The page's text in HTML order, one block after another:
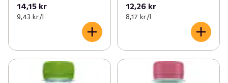
14,15 kr
9,43 kr /l
12,26 kr
8,17 kr /l